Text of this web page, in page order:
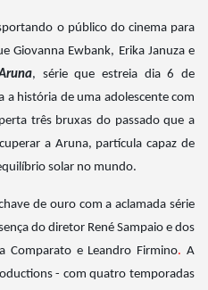
o público do cinema para
Giovanna Ewbank, Erika Januza e
, série que estreia dia 6 de
a história de uma adolescente com
três bruxas do passado que a
a Aruna, partícula capaz de
solar no mundo.
de ouro com a aclamada série
do diretor René Sampaio e dos
Comparato e Leandro Firmino. A
- com quatro temporadas